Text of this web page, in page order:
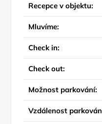
Recepce v objektu:
Mluvíme:
Check in:
Check out:
Možnost parkování:
Vzdálenost